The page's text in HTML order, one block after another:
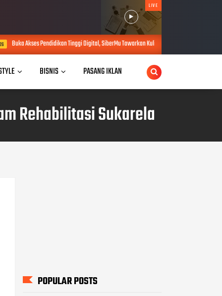
LIVE
Tinggi Digital, SiberMu Tawarkan Kuliah S1 100 Persen Daring Bebas Biaya Pendaftaran
BISNIS PASANG IKLAN
Rehabilitasi Sukarela
POPULAR POSTS